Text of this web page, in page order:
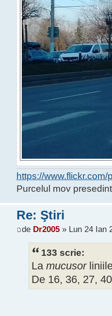
https://
Purcelul mov
Re: Ştiri
de Dr2005» Lun 24 Ian
133 scrie:
La mucusor
De 16, 36, 27,